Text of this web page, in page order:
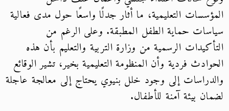
المؤسسات التعليمية، ما أثار جدلًا واسعًا حول مدى فعالية
سياسات حماية الطفل المطبقة. وعلى الرغم من
التأكيدات الرسمية من وزارة التربية والتعليم بأن هذه
الحوادث فردية وأن المنظومة التعليمية بخير، تشير الوقائع
والدراسات إلى وجود خلل بنيوي يحتاج إلى معالجة عاجلة
لضمان بيئة آمنة للأطفال.